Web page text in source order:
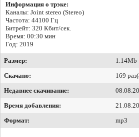
Информация о трэке:
Каналы: Joint stereo (Stereo)
Частота: 44100 Гц
Битрейт: 320 Кбит/сек.
Время: 00:30 мин
Год: 2019
Размер:
1.14Mb
Скачано:
169
Недавнее скачивание:
Время добавления:
Формат:
mp3